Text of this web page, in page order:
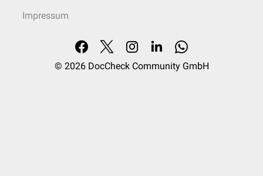
Impressum
© 2026 DocCheck Community GmbH